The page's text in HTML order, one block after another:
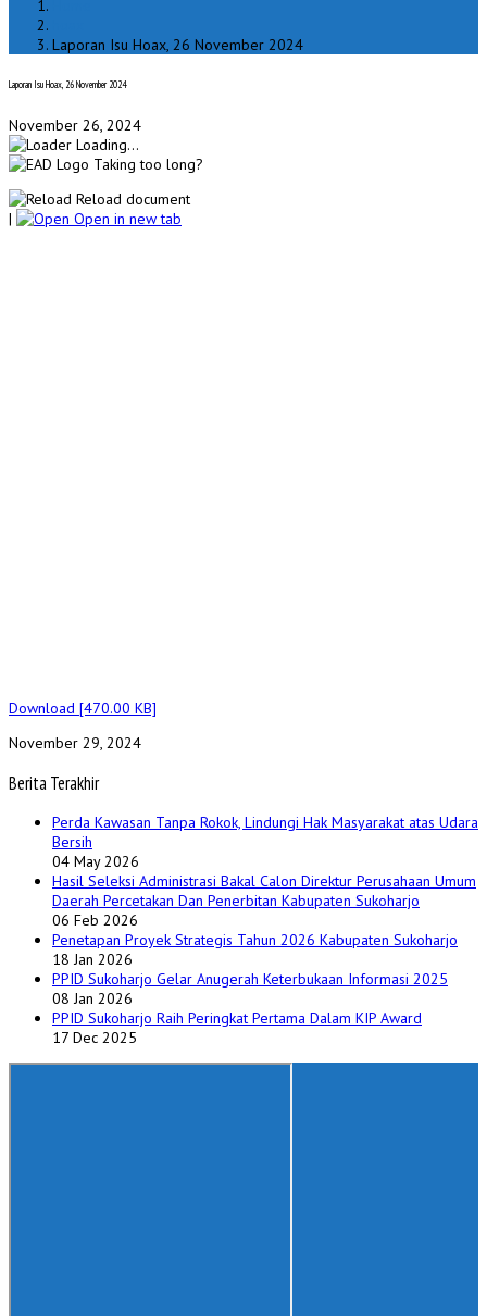
Laporan Isu Hoax, 26 November 2024
Laporan Isu Hoax, 26 November 2024
November 26, 2024
Loading...
Taking too long?
Reload document
|
Open in new tab
Download [470.00 KB]
November 29, 2024
Berita Terakhir
Perda Kawasan Tanpa Rokok, Lindungi Hak Masyarakat atas Udara
Bersih
04 May 2026
Hasil Seleksi Administrasi Bakal Calon Direktur Perusahaan Umum
Daerah Percetakan Dan Penerbitan Kabupaten Sukoharjo
06 Feb 2026
Penetapan Proyek Strategis Tahun 2026 Kabupaten Sukoharjo
18 Jan 2026
PPID Sukoharjo Gelar Anugerah Keterbukaan Informasi 2025
08 Jan 2026
PPID Sukoharjo Raih Peringkat Pertama Dalam KIP Award
17 Dec 2025